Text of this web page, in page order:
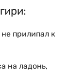
прилипал к
на ладонь,